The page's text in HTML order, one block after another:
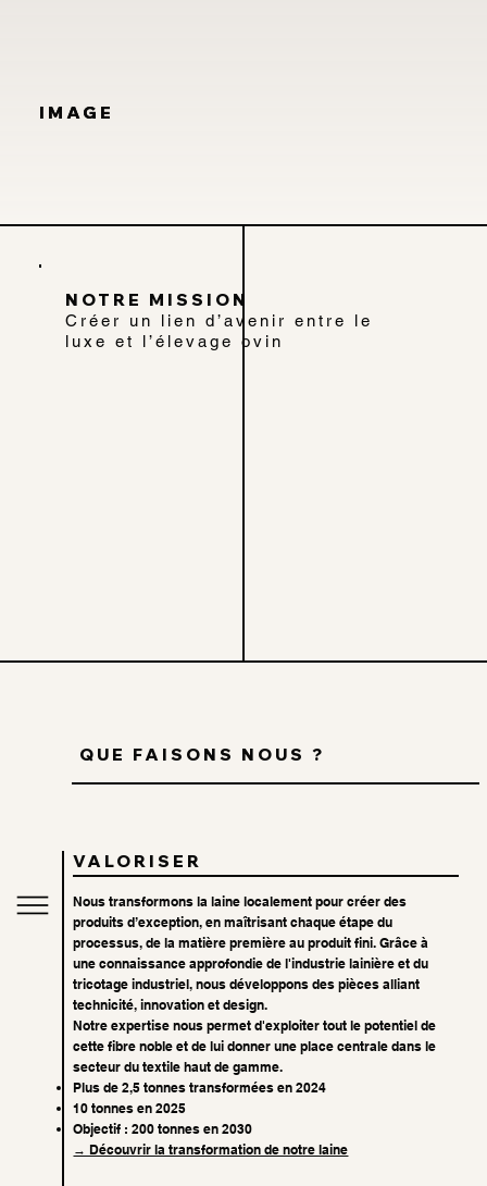
IMAGE
IMAGE
QUE FAISONS NOUS ?
VALORISER
Nous transformons la laine localement pour créer des
produits d’exception, en maîtrisant chaque étape du
processus, de la matière première au produit fini. Grâce à
une connaissance approfondie de l'industrie lainière et du
tricotage industriel, nous développons des pièces alliant
technicité, innovation et design.
Notre expertise nous permet d'exploiter tout le potentiel de
cette fibre noble et de lui donner une place centrale dans le
secteur du textile haut de gamme.
Plus de 2,5 tonnes transformées en 2024
10 tonnes en 2025
Objectif : 200 tonnes en 2030
→ Découvrir la transformation de notre laine
NOTRE MISSION
Créer un lien d’avenir entre le
luxe et l’élevage ovin